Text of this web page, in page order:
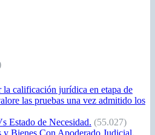
calificación jurídica en etapa de
las pruebas una vez admitido los
Estado de Necesidad. (55.027)
y Bienes Con Apoderado Judicial.